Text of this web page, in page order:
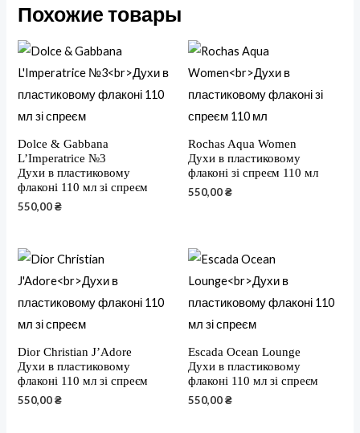
Похожие товары
Dolce & Gabbana
L’Imperatrice №3
Духи в пластиковому
флаконі 110 мл зі спреєм
550,00₴
Rochas Aqua Women
Духи в пластиковому
флаконі зі спреєм 110 мл
550,00₴
Dior Christian J’Adore
Духи в пластиковому
флаконі 110 мл зі спреєм
550,00₴
Escada Ocean Lounge
Духи в пластиковому
флаконі 110 мл зі спреєм
550,00₴